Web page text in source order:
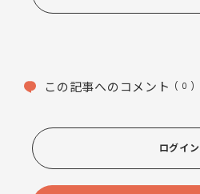
この記事へのコメント ( 0 )
ログイン